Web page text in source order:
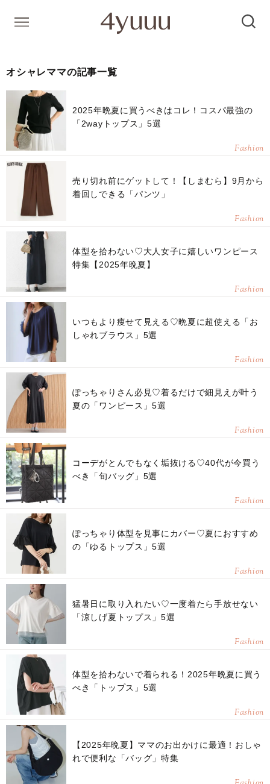
オシャレママの記事一覧
2025年晩夏に買うべきはコレ！コスパ最強の
「2wayトップス」5選
Fashion
売り切れ前にゲットして！【しまむら】9月から
着回しできる「パンツ」
Fashion
体型を拾わない♡大人女子に嬉しいワンピース
特集【2025年晩夏】
Fashion
いつもより痩せて見える♡晩夏に超使える「お
しゃれブラウス」5選
Fashion
ぽっちゃりさん必見♡着るだけで細見えが叶う
夏の「ワンピース」5選
Fashion
コーデがとんでもなく垢抜ける♡40代が今買う
べき「旬バッグ」5選
Fashion
ぽっちゃり体型を見事にカバー♡夏におすすめ
の「ゆるトップス」5選
Fashion
猛暑日に取り入れたい♡一度着たら手放せない
「涼しげ夏トップス」5選
Fashion
体型を拾わないで着られる！2025年晩夏に買う
べき「トップス」5選
Fashion
【2025年晩夏】ママのお出かけに最適！おしゃ
れで便利な「バッグ」特集